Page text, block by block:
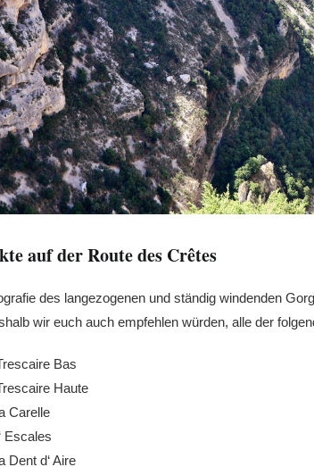
auf der Route des Crêtes
des langezogenen und ständig windenden
wir euch auch empfehlen würden, alle der
Bas
Haute
Carelle
Escales
Dent d‘ Aire